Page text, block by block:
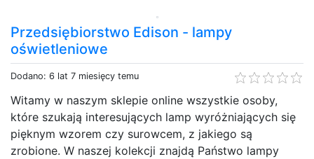
Przedsiębiorstwo Edison - lampy
oświetleniowe
Dodano: 6 lat 7 miesięcy temu
Witamy w naszym sklepie online wszystkie osoby,
które szukają interesujących lamp wyróżniających się
pięknym wzorem czy surowcem, z jakiego są
zrobione. W naszej kolekcji znajdą Państwo lampy